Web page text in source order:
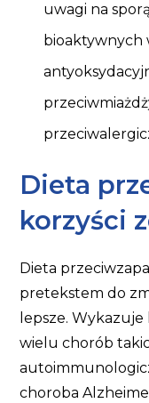
uwagi na
bioaktywnych
Dieta
korzyści
Dieta
pretekstem do
lepsze.
wielu chorób
choroba